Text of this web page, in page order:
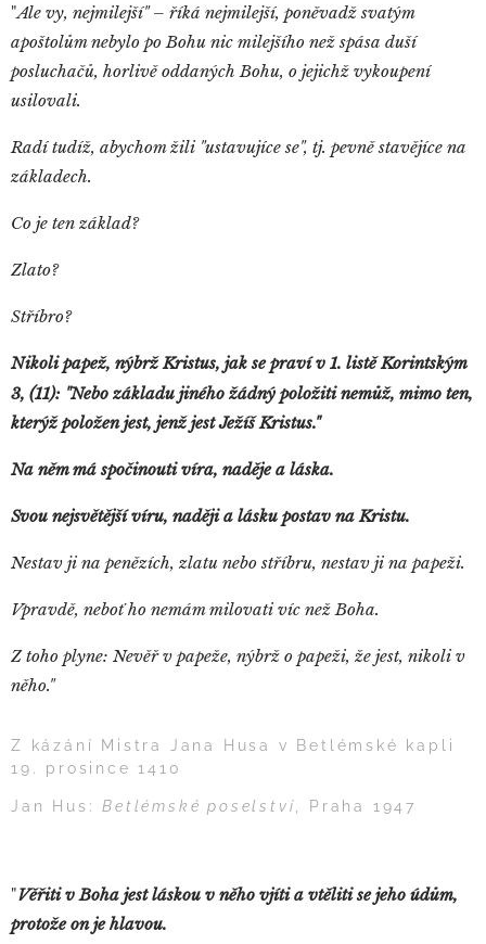
"Ale vy, nejmilejší" – říká nejmilejší, poněvadž svatým
apoštolům nebylo po Bohu nic milejšího než spása duší
posluchačů, horlivě oddaných Bohu, o jejichž vykoupení
usilovali.
Radí tudíž, abychom žili "ustavujíce se", tj. pevně stavějíce na
základech.
Co je ten základ?
Zlato?
Stříbro?
Nikoli papež, nýbrž Kristus, jak se praví v 1. listě Korintským
3, (11): "Nebo základu jiného žádný položiti nemůž, mimo ten,
kterýž položen jest, jenž jest Ježíš Kristus."
Na něm má spočinouti víra, naděje a láska.
Svou nejsvětější víru, naději a lásku postav na Kristu.
Nestav ji na penězích, zlatu nebo stříbru, nestav ji na papeži.
Vpravdě, neboť ho nemám milovati víc než Boha.
Z toho plyne: Nevěř v papeže, nýbrž o papeži, že jest, nikoli v
něho."
Z kázání Mistra Jana Husa v Betlémské kapli
19. prosince 1410
Jan Hus:Betlémské poselství , Praha 1947
"Věřiti v Boha jest láskou v něho vjíti a vtěliti se jeho údům,
protože on je hlavou.